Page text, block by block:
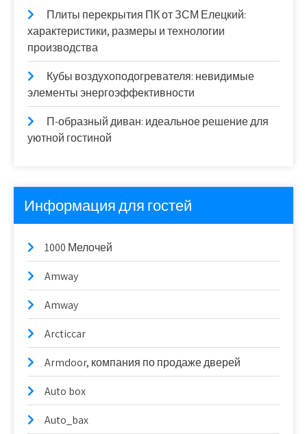
Плиты перекрытия ПК от ЗСМ Елецкий:
характеристики, размеры и технологии
производства
Кубы воздухоподогревателя: невидимые
элементы энергоэффективности
П-образный диван: идеальное решение для
уютной гостиной
Информация для гостей
1000 Мелочей
Amway
Amway
Arcticcar
Armdoor, компания по продаже дверей
Auto box
Auto_bax